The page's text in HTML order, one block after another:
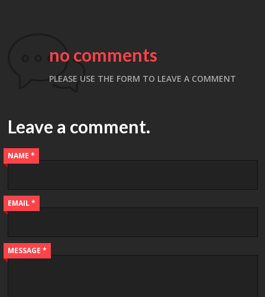
no comments
PLEASE USE THE FORM TO LEAVE A COMMENT
Leave a comment.
NAME *
EMAIL *
MESSAGE *